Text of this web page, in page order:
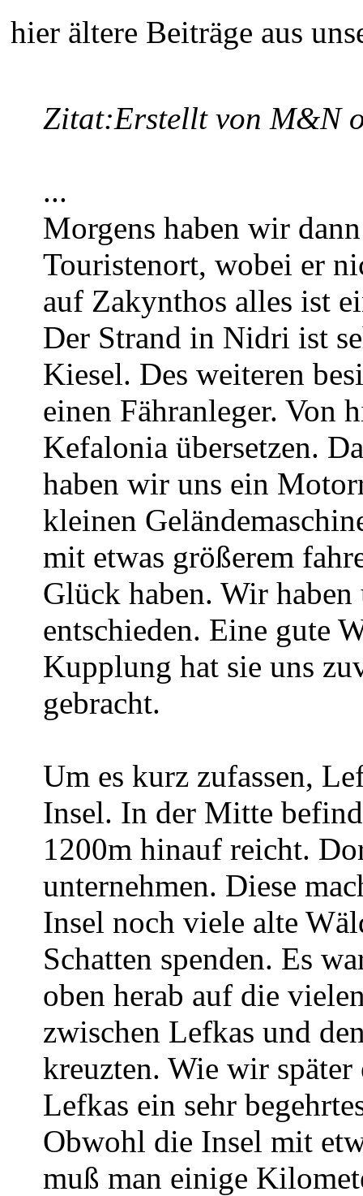
hier ältere Beiträge aus
Zitat:Erstellt von M&N
...
Morgens haben wir
Touristenort, wobei er
auf Zakynthos alles ist
Der Strand in Nidri ist
Kiesel. Des weiteren
einen Fähranleger. Von
Kefalonia übersetzen.
haben wir uns ein
kleinen
mit etwas größerem
Glück haben. Wir
entschieden. Eine gute
Kupplung hat sie uns
gebracht.
Um es kurz zufassen,
Insel. In der Mitte
1200m hinauf reicht.
unternehmen. Diese
Insel noch viele alte
Schatten spenden. Es
oben herab auf die
zwischen Lefkas und
kreuzten. Wie wir
Lefkas ein sehr
Obwohl die Insel mit
muß man einige